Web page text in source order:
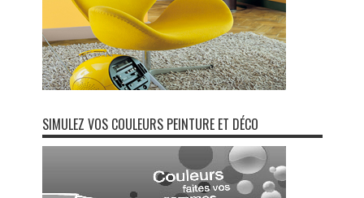
SIMULEZ VOS COULEURS PEINTURE ET DÉCO